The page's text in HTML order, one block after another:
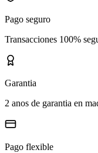
Pago seguro
Transacciones 100%
Garantia
2 anos de garantia en
Pago flexible